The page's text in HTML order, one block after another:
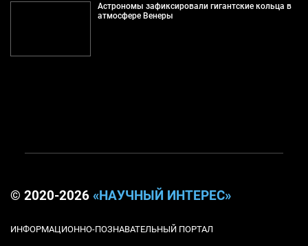
Астрономы зафиксировали гигантские кольца в
атмосфере Венеры
© 2020-2026 «НАУЧНЫЙ ИНТЕРЕС»
ИНФОРМАЦИОННО-ПОЗНАВАТЕЛЬНЫЙ ПОРТАЛ